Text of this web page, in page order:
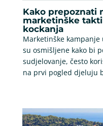
Kako prepoznati
marketinške
kockanja
Marketinške
su osmišljene kako bi
sudjelovanje, često
na prvi pogled djeluju